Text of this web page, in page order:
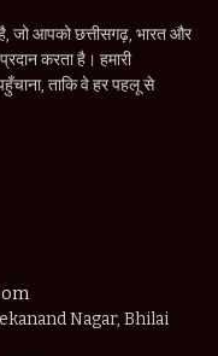
जो आपको छत्तीसगढ़, भारत और
करता है। हमारी
ताकि वे हर पहलू से
Nagar, Bhilai